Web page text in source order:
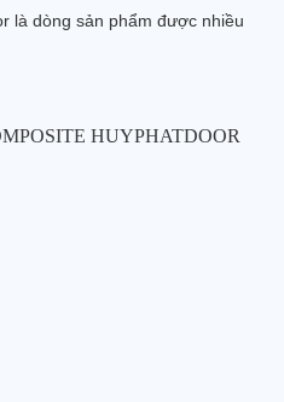
là dòng sản phẩm được nhiều